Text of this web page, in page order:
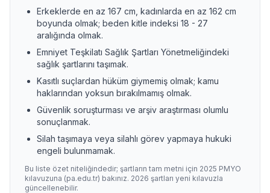
Erkeklerde en az 167 cm, kadınlarda en az 162 cm
boyunda olmak; beden kitle indeksi 18 - 27
aralığında olmak.
Emniyet Teşkilatı Sağlık Şartları Yönetmeliğindeki
sağlık şartlarını taşımak.
Kasıtlı suçlardan hüküm giymemiş olmak; kamu
haklarından yoksun bırakılmamış olmak.
Güvenlik soruşturması ve arşiv araştırması olumlu
sonuçlanmak.
Silah taşımaya veya silahlı görev yapmaya hukuki
engeli bulunmamak.
Bu liste özet niteliğindedir; şartların tam metni için 2025 PMYO
kılavuzuna (pa.edu.tr) bakınız. 2026 şartları yeni kılavuzla
güncellenebilir.